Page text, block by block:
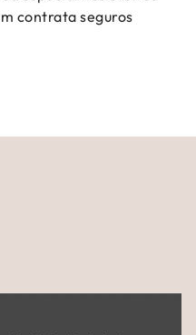
contrata seguros